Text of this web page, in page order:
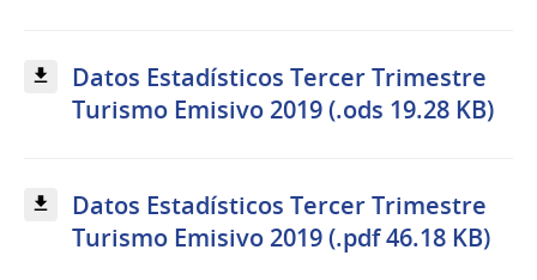
Datos Estadísticos Tercer Trimestre
Turismo Emisivo 2019 (.ods 19.28 KB)
Datos Estadísticos Tercer Trimestre
Turismo Emisivo 2019 (.pdf 46.18 KB)